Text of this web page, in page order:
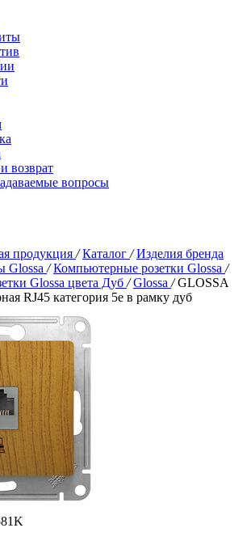
возврат
вопросы
продукция / Каталог / Изделия бренда
Glossa / Компьютерные розетки Glossa /
Glossa цвета Дуб / Glossa / GLOSSA
RJ45 категория 5е в рамку дуб